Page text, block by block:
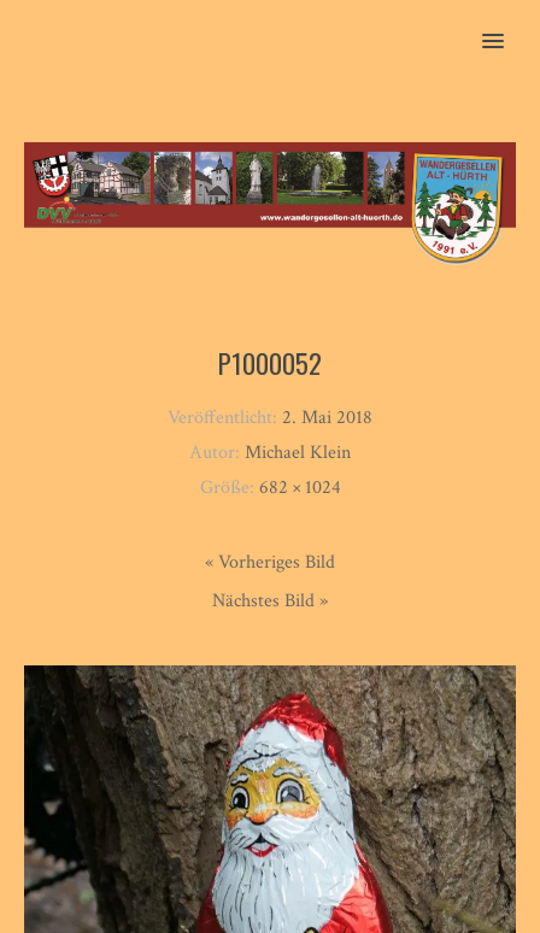
MENU
P1000052
Veröffentlicht: 2. Mai 2018
Autor: Michael Klein
Größe: 682 × 1024
« Vorheriges Bild
Nächstes Bild »